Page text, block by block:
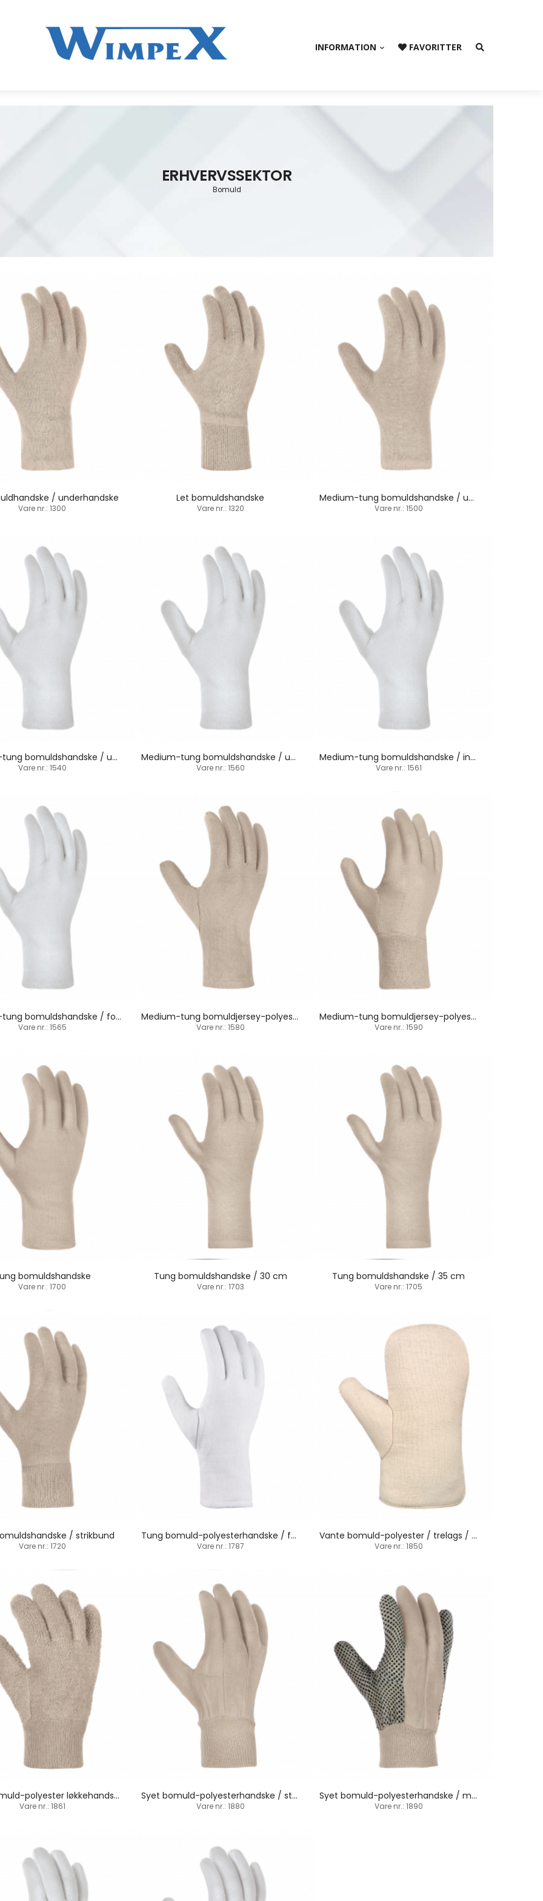
INFORMATION FAVORITTER
ERHVERVSSEKTOR
Bomuld
/ underhandske
Vare nr.: 1300
Let bomuldshandske
Vare nr.: 1320
Medium-tung bomuldshandske / underhandske
Vare nr.: 1500
Medium-tung bomuldshandske / underhandske
Vare nr.: 1540
Medium-tung bomuldshandske / underhandske / indsat tommelfinger
Vare nr.: 1560
Medium-tung bomuldshandske / indsat tommelfinger
Vare nr.: 1561
Medium-tung bomuldshandske / fordoblet / indsat tommelfinger
Vare nr.: 1565
Medium-tung bomuldjersey-polyesterhandske / indsat tommelfinger
Vare nr.: 1580
Medium-tung bomuldjersey-polyesterhandske / strikbund/ indsat tommelfinger
Vare nr.: 1590
bomuldshandske
Vare nr.: 1700
Tung bomuldshandske / 30 cm
Vare nr.: 1703
Tung bomuldshandske / 35 cm
Vare nr.: 1705
/ strikbund
Vare nr.: 1720
Tung bomuld-polyesterhandske / fordoblet / 30 cm
Vare nr.: 1787
Vante bomuld-polyester / trelags / 28 cm
Vare nr.: 1850
Tung bomuld-polyester løkkehandske / strikbund
Vare nr.: 1861
Syet bomuld-polyesterhandske / strikbund
Vare nr.: 1880
Syet bomuld-polyesterhandske / med dupper / strikbund
Vare nr.: 1890